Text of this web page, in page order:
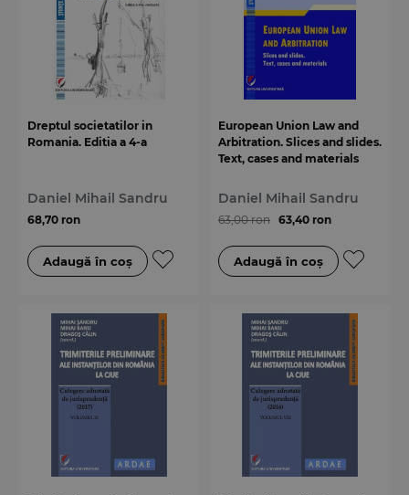
Dreptul societatilor in
Romania. Editia a 4-a
Daniel Mihail Sandru
68,70 ron
European Union Law and
Arbitration. Slices and slides.
Text, cases and materials
Daniel Mihail Sandru
63,00 ron 63,40 ron